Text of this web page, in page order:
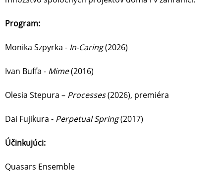
Program:
Monika Szpyrka - In-Caring(2026)
Ivan Buffa - Mime(2016)
Olesia Stepura – Processes(2026), premiéra
Dai Fujikura - Perpetual Spring(2017)
Účinkujúci:
Quasars Ensemble